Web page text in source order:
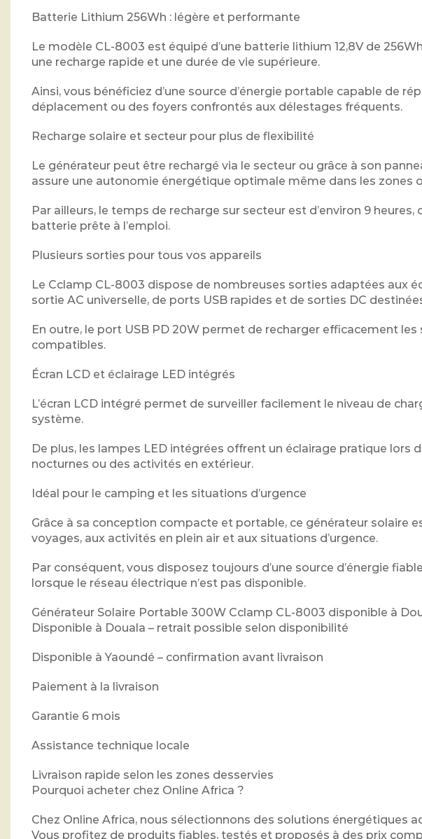
Batterie Lithium 256Wh : légère et performante
Le modèle CL-8003 est équipé d’une batterie lithium 12,8V de
une recharge rapide et une durée de vie supérieure.
Ainsi, vous bénéficiez d’une source d’énergie portable capable de
déplacement ou des foyers confrontés aux délestages fréquents.
Recharge solaire et secteur pour plus de flexibilité
Le générateur peut être rechargé via le secteur ou grâce à son
assure une autonomie énergétique optimale même dans les zones
Par ailleurs, le temps de recharge sur secteur est d’environ 9
batterie prête à l’emploi.
Plusieurs sorties pour tous vos appareils
Le Cclamp CL-8003 dispose de nombreuses sorties adaptées aux
sortie AC universelle, de ports USB rapides et de sorties DC
En outre, le port USB PD 20W permet de recharger efficacement
compatibles.
Écran LCD et éclairage LED intégrés
L’écran LCD intégré permet de surveiller facilement le niveau de
système.
De plus, les lampes LED intégrées offrent un éclairage pratique lors
nocturnes ou des activités en extérieur.
Idéal pour le camping et les situations d’urgence
Grâce à sa conception compacte et portable, ce générateur solaire
voyages, aux activités en plein air et aux situations d’urgence.
Par conséquent, vous disposez toujours d’une source d’énergie
lorsque le réseau électrique n’est pas disponible.
Générateur Solaire Portable 300W Cclamp CL-8003 disponible à
Disponible à Douala – retrait possible selon disponibilité
Disponible à Yaoundé – confirmation avant livraison
Paiement à la livraison
Garantie 6 mois
Assistance technique locale
Livraison rapide selon les zones desservies
Pourquoi acheter chez Online Africa ?
Chez Online Africa, nous sélectionnons des solutions énergétiques
Vous profitez de produits fiables, testés et proposés à des prix